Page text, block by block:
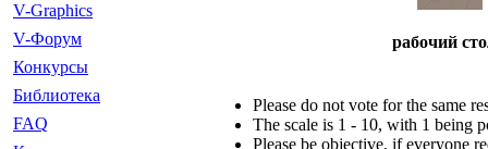
V-Graphics
V-Форум
Конкурсы
Библиотека
FAQ
рабочий
Please do not vote for the same
The scale is 1 - 10, with 1 being
Please be objective, if everyone